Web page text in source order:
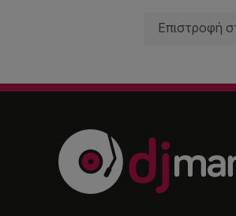
Επιστροφή